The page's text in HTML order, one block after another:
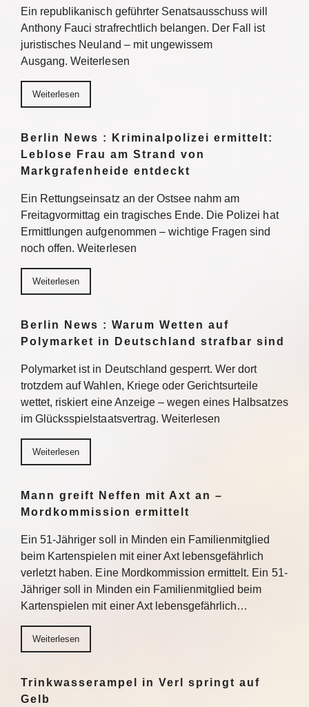
Ein republikanisch geführter Senatsausschuss will
Anthony Fauci strafrechtlich belangen. Der Fall ist
juristisches Neuland – mit ungewissem
Ausgang. Weiterlesen
Weiterlesen
Berlin News : Kriminalpolizei ermittelt:
Leblose Frau am Strand von
Markgrafenheide entdeckt
Ein Rettungseinsatz an der Ostsee nahm am
Freitagvormittag ein tragisches Ende. Die Polizei hat
Ermittlungen aufgenommen – wichtige Fragen sind
noch offen. Weiterlesen
Weiterlesen
Berlin News : Warum Wetten auf
Polymarket in Deutschland strafbar sind
Polymarket ist in Deutschland gesperrt. Wer dort
trotzdem auf Wahlen, Kriege oder Gerichtsurteile
wettet, riskiert eine Anzeige – wegen eines Halbsatzes
im Glücksspielstaatsvertrag. Weiterlesen
Weiterlesen
Mann greift Neffen mit Axt an –
Mordkommission ermittelt
Ein 51-Jähriger soll in Minden ein Familienmitglied
beim Kartenspielen mit einer Axt lebensgefährlich
verletzt haben. Eine Mordkommission ermittelt. Ein 51-
Jähriger soll in Minden ein Familienmitglied beim
Kartenspielen mit einer Axt lebensgefährlich…
Weiterlesen
Trinkwasserampel in Verl springt auf
Gelb